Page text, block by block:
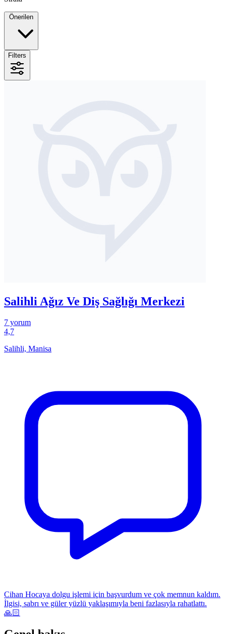
Filters
Salihli Ağız Ve Diş Sağlığı Merkezi
7 yorum
4,7
Salihli, Manisa
Cihan Hocaya dolgu işlemi için başvurdum ve çok memnun kaldım.
İlgisi, sabrı ve güler yüzlü yaklaşımıyla beni fazlasıyla rahatlattı.
🙏🏻